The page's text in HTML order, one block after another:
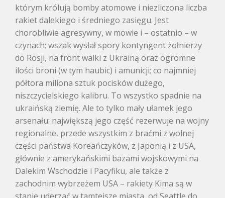
którym królują bomby atomowe i niezliczona liczba
rakiet dalekiego i średniego zasięgu. Jest
chorobliwie agresywny, w mowie i – ostatnio – w
czynach; wszak wysłał spory kontyngent żołnierzy
do Rosji, na front walki z Ukrainą oraz ogromne
ilości broni (w tym haubic) i amunicji; co najmniej
półtora miliona sztuk pocisków dużego,
niszczycielskiego kalibru. To wszystko spadnie na
ukraińską ziemię. Ale to tylko mały ułamek jego
arsenału: największą jego część rezerwuje na wojny
regionalne, przede wszystkim z braćmi z wolnej
części państwa Koreańczyków, z Japonią i z USA,
głównie z amerykańskimi bazami wojskowymi na
Dalekim Wschodzie i Pacyfiku, ale także z
zachodnim wybrzeżem USA – rakiety Kima są w